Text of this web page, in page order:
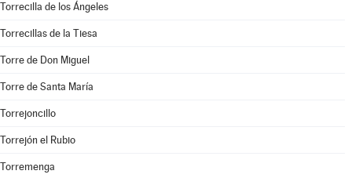
Torrecilla de los Ángeles
Torrecillas de la Tiesa
Torre de Don Miguel
Torre de Santa María
Torrejoncillo
Torrejón el Rubio
Torremenga